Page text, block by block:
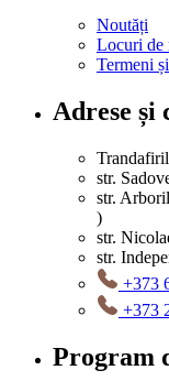
Noutăți
Locuri de
Termeni
Adrese și
str.
str.
)
str.
str.
+373
+373
Program